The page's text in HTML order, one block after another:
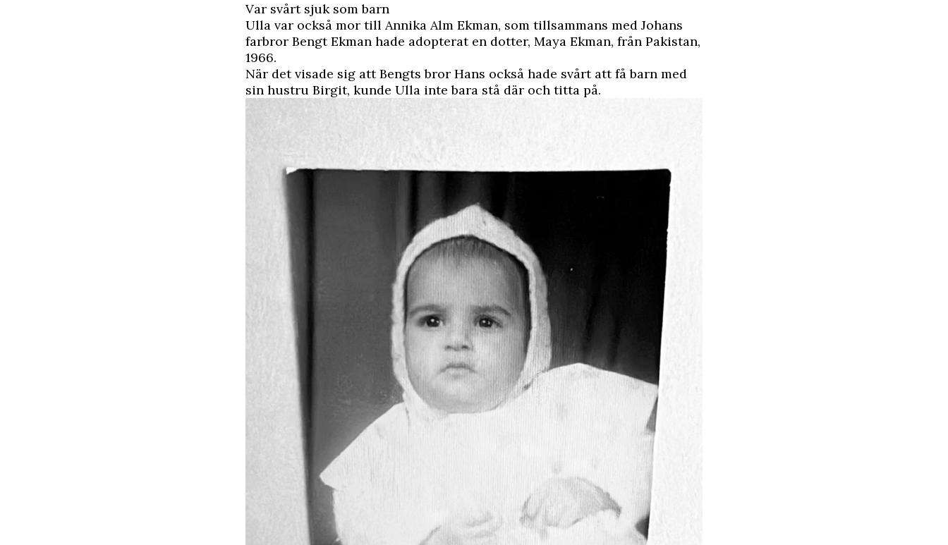
Var svårt sjuk som barn
Ulla var också mor till Annika Alm Ekman, som tillsammans med Johans
farbror Bengt Ekman hade adopterat en dotter, Maya Ekman, från Pakistan,
1966.
När det visade sig att Bengts bror Hans också hade svårt att få barn med
sin hustru Birgit, kunde Ulla inte bara stå där och titta på.